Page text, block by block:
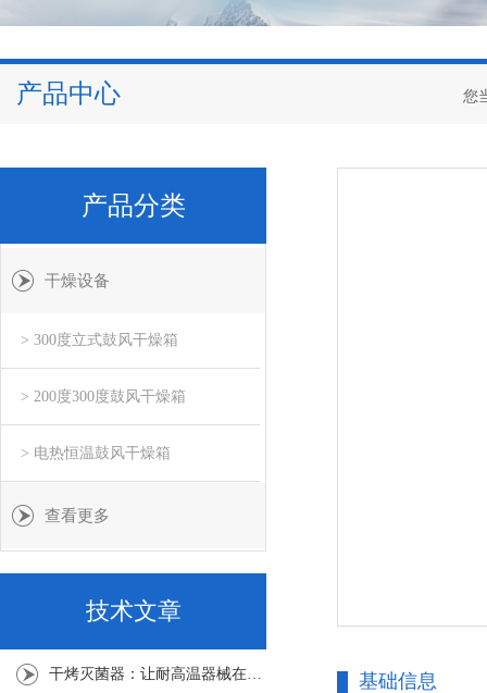
产品中心 您
基础信息
产品分类
干燥设备
> 300度立式鼓风干燥箱
> 200度300度鼓风干燥箱
> 电热恒温鼓风干燥箱
查看更多
技术文章
干烤灭菌器：让耐高温器械在无水高温中重获无菌新生